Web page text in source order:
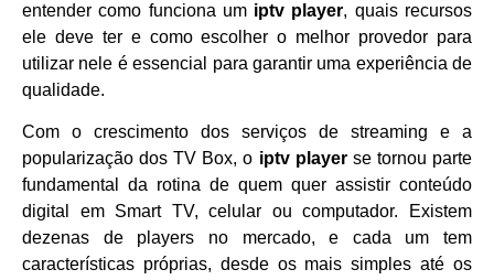
entender como funciona um iptv player, quais recursos
ele deve ter e como escolher o melhor provedor para
utilizar nele é essencial para garantir uma experiência de
qualidade.
Com o crescimento dos serviços de streaming e a
popularização dos TV Box, o iptv playerse tornou parte
fundamental da rotina de quem quer assistir conteúdo
digital em Smart TV, celular ou computador. Existem
dezenas de players no mercado, e cada um tem
características próprias, desde os mais simples até os